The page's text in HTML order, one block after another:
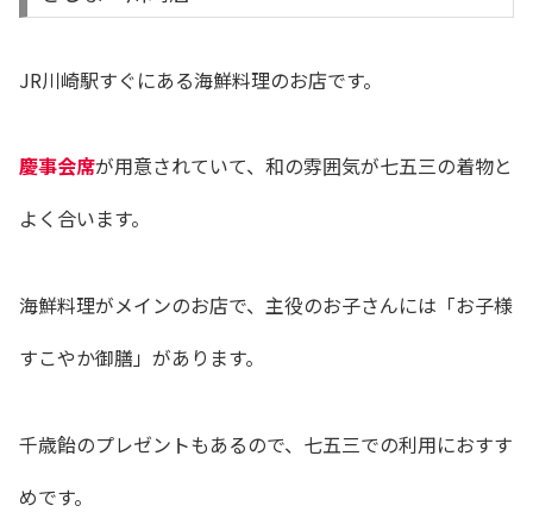
JR川崎駅すぐにある海鮮料理のお店です。
慶事会席が用意されていて、和の雰囲気が七五三の着物と
よく合います。
海鮮料理がメインのお店で、主役のお子さんには「お子様
すこやか御膳」があります。
千歳飴のプレゼントもあるので、七五三での利用におすす
めです。